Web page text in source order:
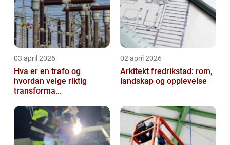
03 april 2026
Hva er en trafo og
hvordan velge riktig
transforma...
02 april 2026
Arkitekt fredrikstad: rom,
landskap og opplevelse